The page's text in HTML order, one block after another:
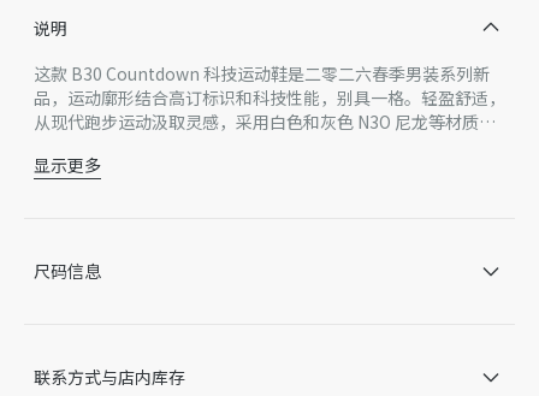
说明
这款 B30 Countdown 科技运动鞋是二零二六春季男装系列新
品，运动廓形结合高订标识和科技性能，别具一格。轻盈舒适，
从现代跑步运动汲取灵感，采用白色和灰色 N3O 尼龙等材质精
蓝色注塑橡胶镶片和以图案风格重新诠释的 CD30 标志提升格
主体：科技面料，网眼织物
鞋舌饰以橡胶 Dior B30 标志
低帮
拼接结构
显示更多
尺码信息
联系方式与店内库存